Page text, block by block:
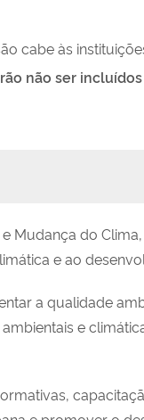
cabe às
não ser incluídos
Mudança do
e ao
a qualidade
e